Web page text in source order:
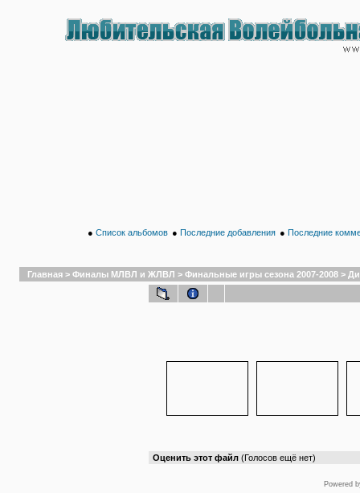
● Список альбомов ● Последние добавления ● Последние
Главная > Финалы МЛВЛ и ЖЛВЛ > Финальные игры сезона 2007-2008 >
Оценить этот файл (Голосов ещё нет)
Powered